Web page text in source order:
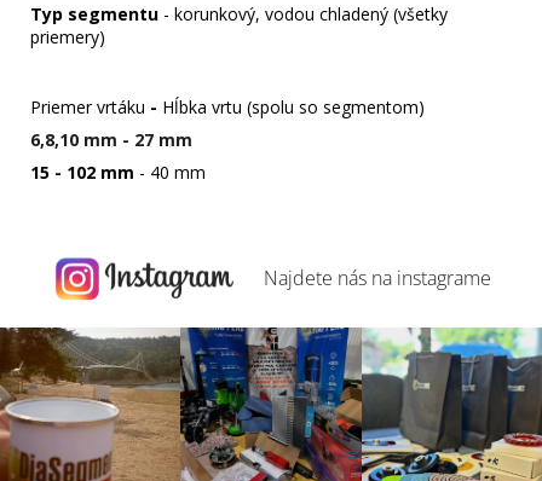
Typ segmentu - korunkový, vodou chladený (všetky
priemery)
Priemer vrtáku - Hĺbka vrtu (spolu so segmentom)
6,8,10 mm - 27 mm
15 - 102 mm - 40 mm
Najdete nás na instagrame